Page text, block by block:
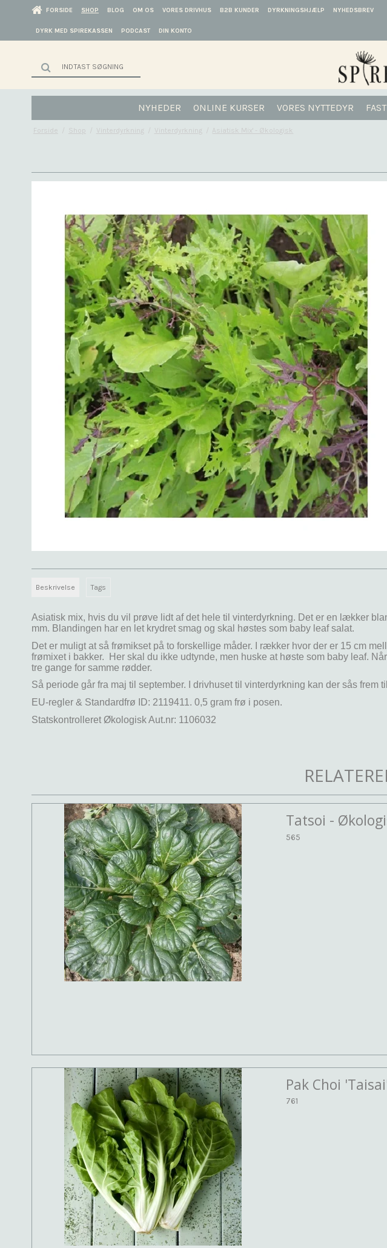
FORSIDE SHOP BLOG OM OS VORES DRIVHUS B2B KUNDER DYRKNINGSHJÆLP NYHEDSBREV
DYRK MED SPIREKASSEN PODCAST DIN KONTO
NYHEDER ONLINE KURSER VORES NYTTEDYR
Forside Shop Vinterdyrkning Vinterdyrkning Asiatisk Mix' - Økologisk
Beskrivelse Tags
Asiatisk mix, hvis du vil prøve lidt af det hele til vinterdyrkning. Det er en lækker
mm. Blandingen har en let krydret smag og skal høstes som baby leaf salat.
Det er muligt at så frømikset på to forskellige måder. I rækker hvor der er 15 cm
frømixet i bakker. Her skal du ikke udtynde, men huske at høste som baby leaf.
tre gange for samme rødder.
Så periode går fra maj til september. I drivhuset til vinterdyrkning kan der sås frem
EU-regler & Standardfrø ID: 2119411. 0,5 gram frø i posen.
Statskontrolleret Økologisk Aut.nr: 1106032
Tatsoi -
565
Pak Choi
761